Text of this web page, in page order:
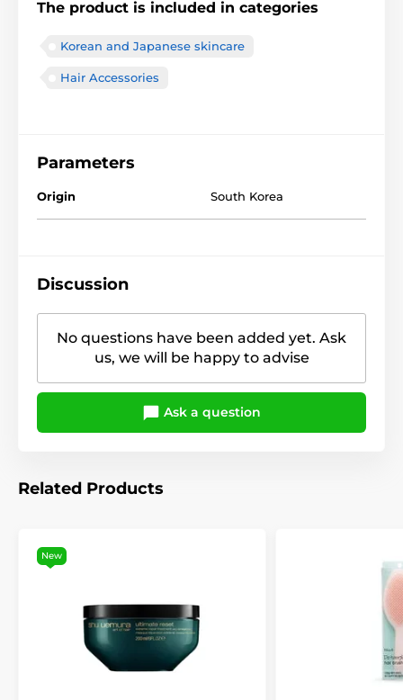
The product is included in categories
Korean and Japanese skincare
Hair Accessories
Parameters
Origin South Korea
Discussion
No questions have been added yet. Ask
us, we will be happy to advise
Ask a question
Related Products
New